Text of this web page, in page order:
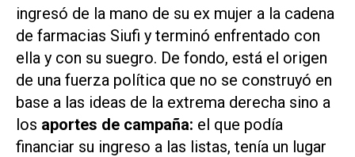
ingresó de la mano de su ex mujer a la cadena
de farmacias Siufi y terminó enfrentado con
ella y con su suegro. De fondo, está el origen
de una fuerza política que no se construyó en
base a las ideas de la extrema derecha sino a
los aportes de campaña: el que podía
financiar su ingreso a las listas, tenía un lugar